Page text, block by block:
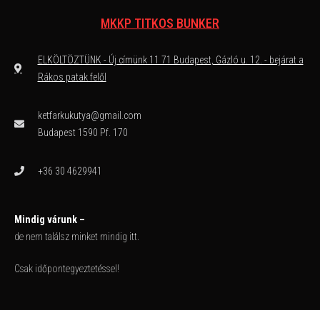
MKKP TITKOS BUNKER
ELKÖLTÖZTÜNK - Új címünk 11 71 Budapest, Gázló u. 12. - bejárat a
Rákos patak felől
ketfarkukutya@gmail.com
Budapest 1590 Pf. 170
+36 30 4629941
Mindig várunk –
de nem találsz minket mindig itt.
Csak időpontegyeztetéssel!